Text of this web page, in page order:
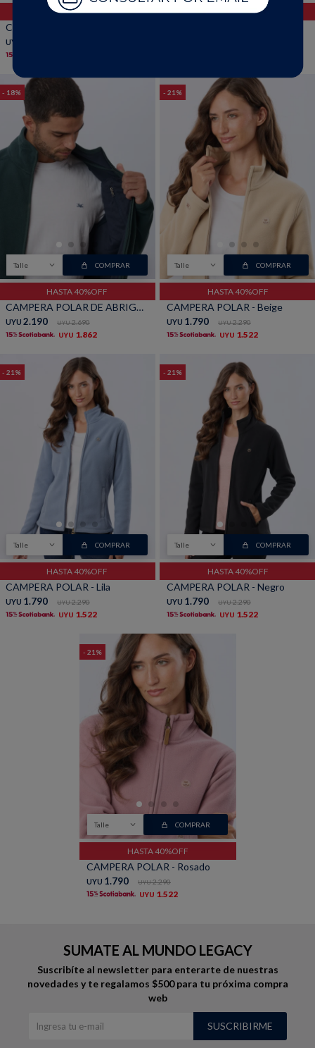
HASTA 40%OFF
CAMPERA POLAR DE ABRIGO - Terracota
UYU
18
Talle COMPRAR
HASTA 40%OFF
CAMPERA POLAR DE ABRIGO - Verde
UYU 2.190 UYU 2.690
UYU 1.862
21
Talle COMPRAR
HASTA 40%OFF
CAMPERA POLAR - Beige
UYU 1.790 UYU 2.290
UYU 1.522
21
Talle COMPRAR
HASTA 40%OFF
CAMPERA POLAR - Lila
UYU 1.790 UYU 2.290
UYU 1.522
21
Talle COMPRAR
HASTA 40%OFF
CAMPERA POLAR - Negro
UYU 1.790 UYU 2.290
UYU 1.522
21
Talle COMPRAR
HASTA 40%OFF
CAMPERA POLAR - Rosado
UYU 1.790 UYU 2.290
UYU 1.522
SUMATE AL MUNDO LEGACY
Suscribíte al newsletter para enterarte de nuestras
novedades y te regalamos $500 para tu próxima compra
web
SUSCRIBIRME